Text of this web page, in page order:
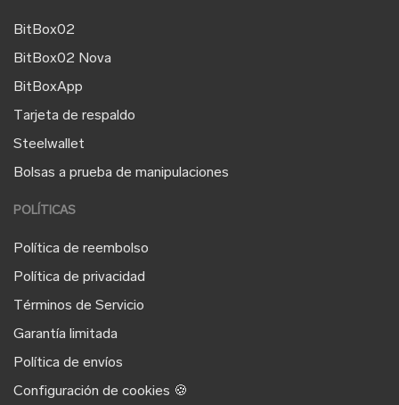
BitBox02
BitBox02 Nova
BitBoxApp
Tarjeta de respaldo
Steelwallet
Bolsas a prueba de manipulaciones
POLÍTICAS
Política de reembolso
Política de privacidad
Términos de Servicio
Garantía limitada
Política de envíos
Configuración de cookies 🍪